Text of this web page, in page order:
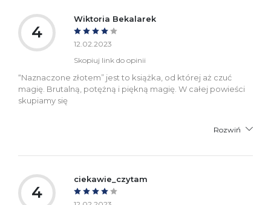
4
Wiktoria Bekalarek
12.02.2023
Skopiuj link do opinii
“Naznaczone złotem” jest to książka, od której aż czuć
magię. Brutalną, potężną i piękną magię. W całej powieści
skupiamy się
Rozwiń
4
ciekawie_czytam